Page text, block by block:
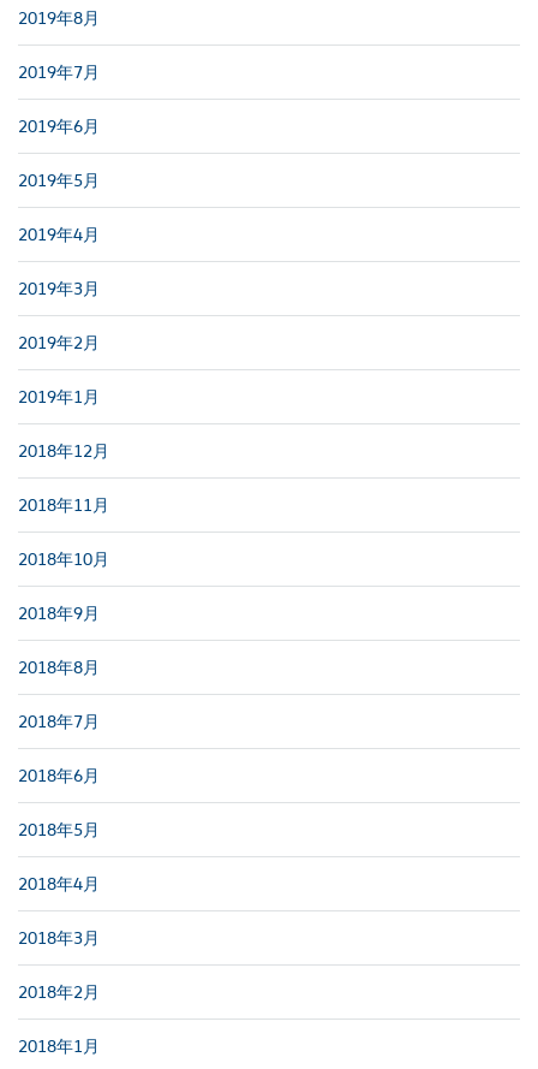
2019年8月
2019年7月
2019年6月
2019年5月
2019年4月
2019年3月
2019年2月
2019年1月
2018年12月
2018年11月
2018年10月
2018年9月
2018年8月
2018年7月
2018年6月
2018年5月
2018年4月
2018年3月
2018年2月
2018年1月